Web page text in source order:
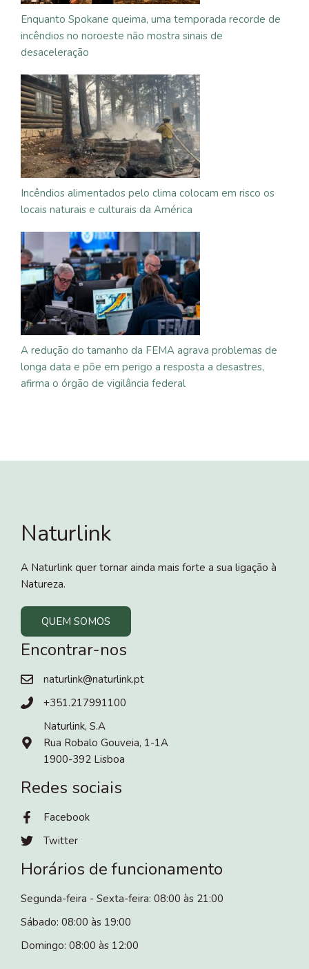
Enquanto Spokane queima, uma temporada recorde de
incêndios no noroeste não mostra sinais de
desaceleração
Incêndios alimentados pelo clima colocam em risco os
locais naturais e culturais da América
A redução do tamanho da FEMA agrava problemas de
longa data e põe em perigo a resposta a desastres,
afirma o órgão de vigilância federal
Naturlink
A Naturlink quer tornar ainda mais forte a sua ligação à
Natureza.
QUEM SOMOS
Encontrar-nos
naturlink@naturlink.pt
+351.217991100
Naturlink, S.A
Rua Robalo Gouveia, 1-1A
1900-392 Lisboa
Redes sociais
Facebook
Twitter
Horários de funcionamento
Segunda-feira - Sexta-feira: 08:00 às 21:00
Sábado: 08:00 às 19:00
Domingo: 08:00 às 12:00